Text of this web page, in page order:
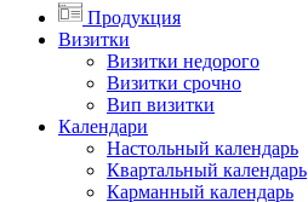
Продукция
Визитки
Визитки недорого
Визитки срочно
Вип визитки
Календари
Настольный календарь
Квартальный календарь
Карманный календарь